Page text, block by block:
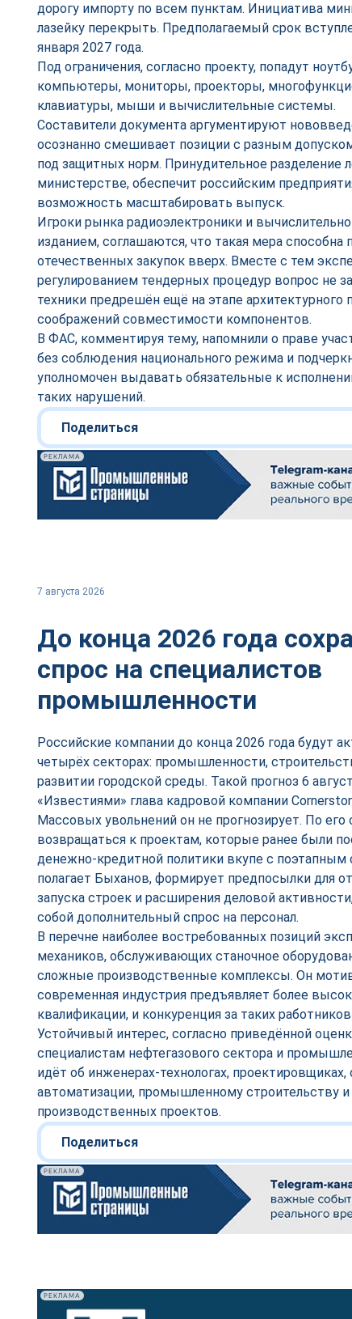
дорогу импорту по всем пунктам. Инициатива
лазейку перекрыть. Предполагаемый срок
января 2027 года.
Под ограничения, согласно проекту, попадут
компьютеры, мониторы, проекторы,
клавиатуры, мыши и вычислительные системы.
Составители документа аргументируют
осознанно смешивает позиции с разным
под защитных норм. Принудительное разделение
министерстве, обеспечит российским
возможность масштабировать выпуск.
Игроки рынка радиоэлектроники и
изданием, соглашаются, что такая мера способна
отечественных закупок вверх. Вместе с тем
регулированием тендерных процедур вопрос не
техники предрешён ещё на этапе архитектурного
соображений совместимости компонентов.
В ФАС, комментируя тему, напомнили о праве
без соблюдения национального режима и
уполномочен выдавать обязательные к
таких нарушений.
Поделиться
РЕКЛАМА
7 августа 2026
До конца 2026 года
спрос на специалистов
промышленности
Российские компании до конца 2026 года будут
четырёх секторах: промышленности,
развитии городской среды. Такой прогноз 6
«Известиями» глава кадровой компании
Массовых увольнений он не прогнозирует. По его
возвращаться к проектам, которые ранее были
денежно-кредитной политики вкупе с
полагает Быханов, формирует предпосылки для
запуска строек и расширения деловой
собой дополнительный спрос на персонал.
В перечне наиболее востребованных позиций
механиков, обслуживающих станочное
сложные производственные комплексы. Он
современная индустрия предъявляет более
квалификации, и конкуренция за таких
Устойчивый интерес, согласно приведённой
специалистам нефтегазового сектора и
идёт об инженерах-технологах, проектировщиках,
автоматизации, промышленному строительству и
производственных проектов.
Поделиться
РЕКЛАМА
РЕКЛАМА